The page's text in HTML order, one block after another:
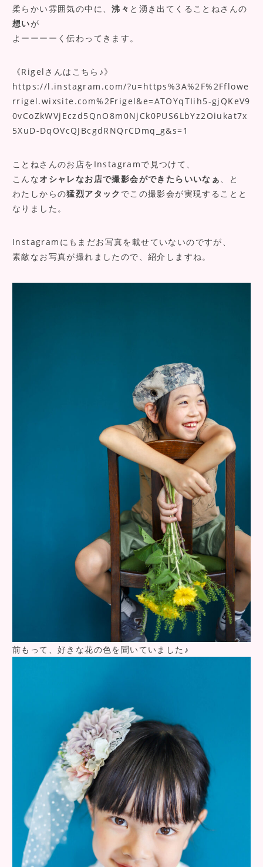
柔らかい雰囲気の中に、沸々 と湧き出てくることねさんの
想いが
よーーーーく伝わってきます。
《Rigelさんはこちら♪》
https://l.instagram.com/?u=https%3A%2F%2Fflowe
rrigel.wixsite.com%2Frigel&e=ATOYqTIih5-gjQKeV9
0vCoZkWVjEczd5QnO8m0NjCk0PUS6LbYz2Oiukat7x
5XuD-DqOVcQJBcgdRNQrCDmq_g&s=1
ことねさんのお店をInstagramで見つけて、
こんなオシャレなお店で撮影会ができたらいいなぁ、と
わたしからの猛烈アタック でこの撮影会が実現することと
なりました。
Instagramにもまだお写真を載せていないのですが、
素敵なお写真が撮れましたので、紹介しますね。
前もって、好きな花の色を聞いていました♪